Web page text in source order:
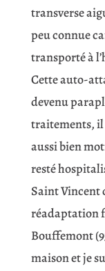
transverse
peu connue
transporté à
Cette auto-
devenu
traitements, il
aussi bien
resté
Saint Vincent
réadaptation
Bouffemont
maison et je